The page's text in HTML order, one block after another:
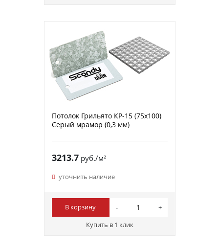
Потолок Грильято КР-15 (75х100)
Серый мрамор (0,3 мм)
3213.7руб./м²
уточнить наличие
В корзину
Купить в 1 клик